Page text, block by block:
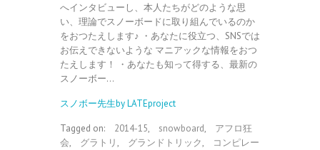
へインタビューし、本人たちがどのような思
い、理論でスノーボードに取り組んでいるのか
をおつたえします♪ ・あなたに役立つ、SNSでは
お伝えできないような マニアックな情報をおつ
たえします！ ・あなたも知って得する、最新の
スノーボー…
スノボー先生by LATEproject
Tagged on: 2014-15, snowboard,
アフロ狂
会, グラトリ, グランドトリック,
コンピレー